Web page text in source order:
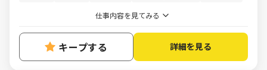
仕事内容を見てみる
キープする 詳細を見る